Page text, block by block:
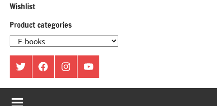
Wishlist
Product categories
ట్విట్టర్
ఫేస్
బుక్
ఇంస్టాగ్రామ్యూట్యూబ్